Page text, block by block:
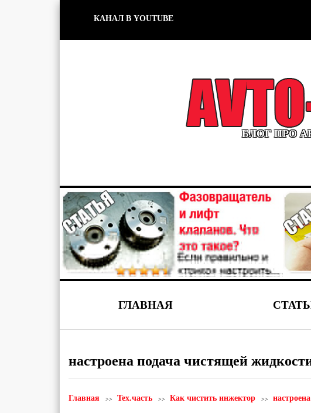
КАНАЛ В YOUTUBE
БЛОГ ПРО
ГЛАВНАЯ
настроена подача чистящей
Главная Тех.часть Как чистить инжектор